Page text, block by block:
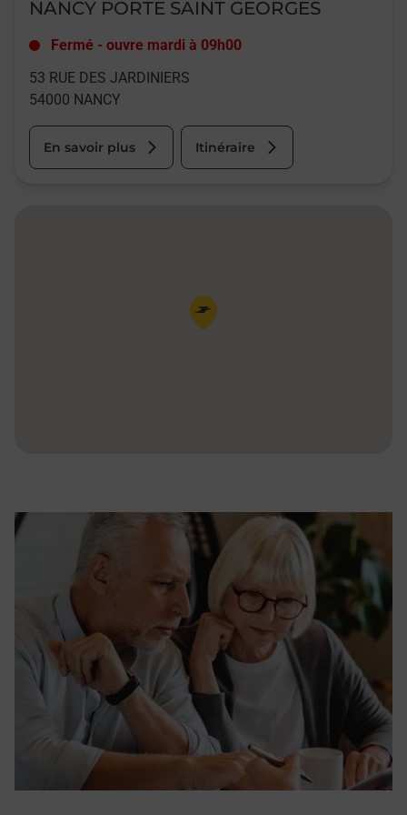
NANCY PORTE SAINT GEORGES
Fermé - ouvre mardi à 09h00
53 RUE DES JARDINIERS
54000 NANCY
En savoir plus Itinéraire
Pin de la carte